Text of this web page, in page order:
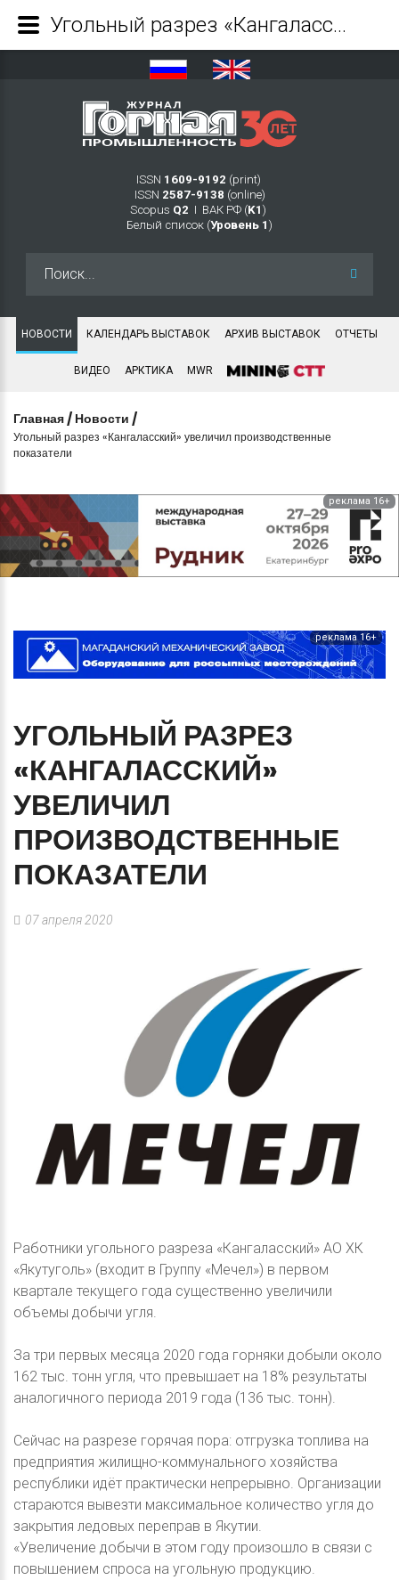
ISSN 1609-9192 (print)
ISSN 2587-9138 (online)
Scopus Q2 Ι ВАК РФ (K1 )
Белый список (Уровень 1 )
НОВОСТИ КАЛЕНДАРЬ ВЫСТАВОК АРХИВ ВЫСТАВОК ОТЧЕТЫ
ВИДЕО АРКТИКА MWR
Главная / Новости /
Угольный разрез «Кангаласский» увеличил производственные
показатели
реклама 16+
реклама 16+
УГОЛЬНЫЙ РАЗРЕЗ
«КАНГАЛАССКИЙ»
УВЕЛИЧИЛ
ПРОИЗВОДСТВЕННЫЕ
ПОКАЗАТЕЛИ
07 апреля 2020
Работники угольного разреза «Кангаласский» АО ХК
«Якутуголь» (входит в Группу «Мечел») в первом
квартале текущего года существенно увеличили
объемы добычи угля.
За три первых месяца 2020 года горняки добыли около
162 тыс. тонн угля, что превышает на 18% результаты
аналогичного периода 2019 года (136 тыс. тонн).
Сейчас на разрезе горячая пора: отгрузка топлива на
предприятия жилищно-коммунального хозяйства
республики идёт практически непрерывно. Организации
стараются вывезти максимальное количество угля до
закрытия ледовых переправ в Якутии.
«Увеличение добычи в этом году произошло в связи с
повышением спроса на угольную продукцию.
Угольный разрез «Кангаласский» увеличил производственные показатели - Журнал Горная промышленность